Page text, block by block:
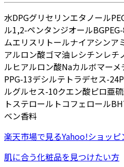
水DPGグリセリンエタノール
ル1,2-ペンタンジオールBG
ムエリスリトールナイアシンア
アルロン酸ゴマ油レシチンレチ
ルヒアルロン酸Naカルボマーメ
PPG-13デシルテトラデセス-24
ルグルセス-10クエン酸ピロ亜
トステロール トコフェロール
ベン香料
楽天市場で見るYahoo!ショッピ
肌に合う化粧品を見つけたい方